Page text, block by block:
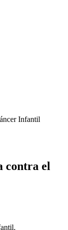
Infantil
contra el